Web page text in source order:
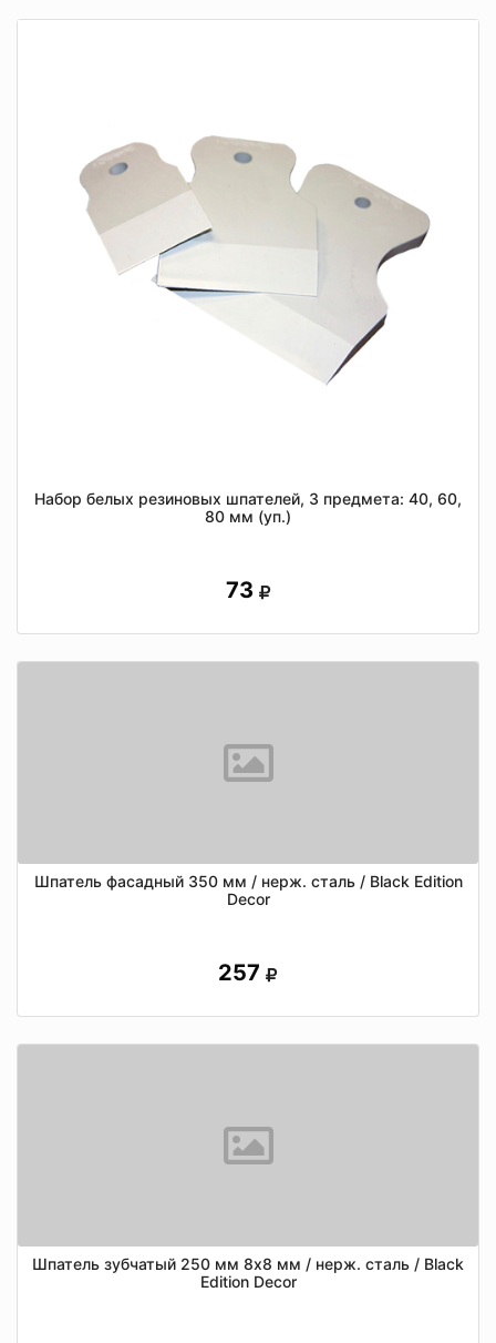
Набор белых резиновых шпателей, 3 предмета: 40, 60,
80 мм (уп.)
73
Шпатель фасадный 350 мм / нерж. сталь / Black Edition
Decor
257
Шпатель зубчатый 250 мм 8х8 мм / нерж. сталь / Black
Edition Decor